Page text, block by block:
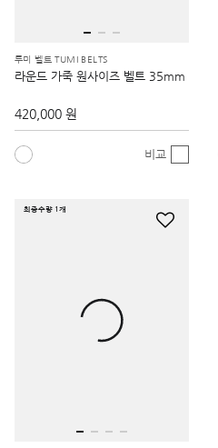
투미 벨트 TUMI BELTS
라운드 가죽 원사이즈 벨트 35mm
420,000 원
비교
최종수량 1개